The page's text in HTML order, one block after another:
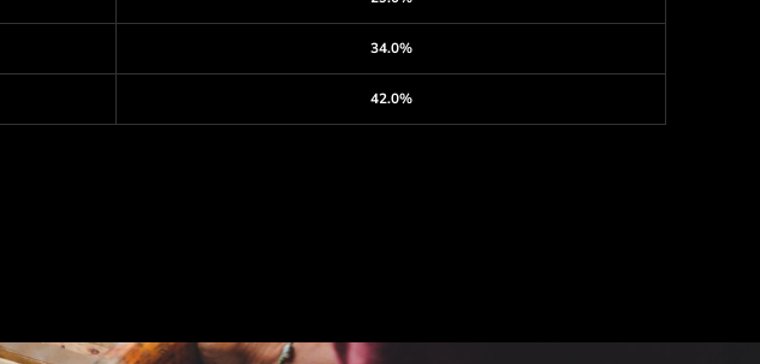
34.0%
42.0%